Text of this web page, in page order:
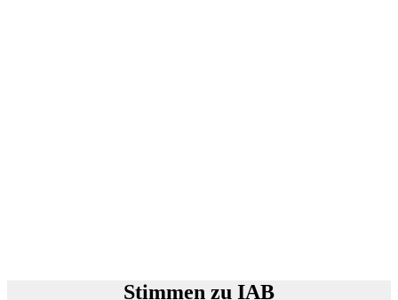
Stimmen zu IAB